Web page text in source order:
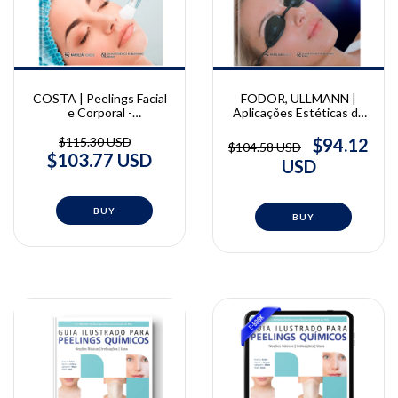
COSTA | Peelings Facial
e Corporal -
Minimamente Invasivos
Vol. 01 | Adilson da Costa
$115.30 USD
$103.77 USD
FODOR, ULLMANN |
Aplicações Estéticas de
Lucian Fodor e Yehuda
Ullmann
$104.58 USD
$94.12
USD